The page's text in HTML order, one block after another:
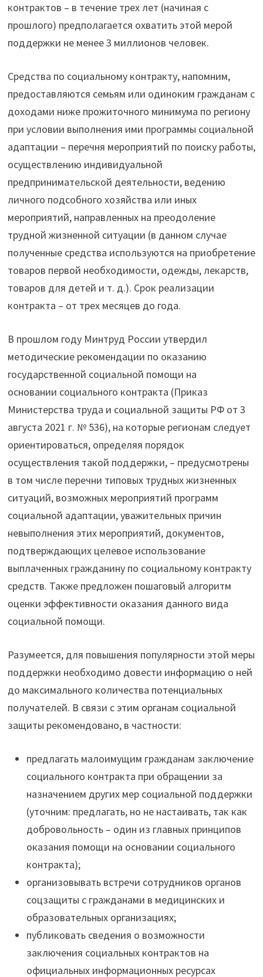
контрактов – в течение трех лет (начиная с
прошлого) предполагается охватить этой мерой
поддержки не менее 3 миллионов человек.
Средства по социальному контракту, напомним,
предоставляются семьям или одиноким гражданам с
доходами ниже прожиточного минимума по региону
при условии выполнения ими программы социальной
адаптации – перечня мероприятий по поиску работы,
осуществлению индивидуальной
предпринимательской деятельности, ведению
личного подсобного хозяйства или иных
мероприятий, направленных на преодоление
трудной жизненной ситуации (в данном случае
полученные средства используются на приобретение
товаров первой необходимости, одежды, лекарств,
товаров для детей и т. д.). Срок реализации
контракта – от трех месяцев до года.
В прошлом году Минтруд России утвердил
методические рекомендации по оказанию
государственной социальной помощи на
основании социального контракта (Приказ
Министерства труда и социальной защиты РФ от 3
августа 2021 г. № 536), на которые регионам следует
ориентироваться, определяя порядок
осуществления такой поддержки, – предусмотрены
в том числе перечни типовых трудных жизненных
ситуаций, возможных мероприятий программ
социальной адаптации, уважительных причин
невыполнения этих мероприятий, документов,
подтверждающих целевое использование
выплаченных гражданину по социальному контракту
средств. Также предложен пошаговый алгоритм
оценки эффективности оказания данного вида
социальной помощи.
Разумеется, для повышения популярности этой меры
поддержки необходимо довести информацию о ней
до максимального количества потенциальных
получателей. В связи с этим органам социальной
защиты рекомендовано, в частности:
предлагать малоимущим гражданам заключение
социального контракта при обращении за
назначением других мер социальной поддержки
(уточним: предлагать, но не настаивать, так как
добровольность – один из главных принципов
оказания помощи на основании социального
контракта);
организовывать встречи сотрудников органов
соцзащиты с гражданами в медицинских и
образовательных организациях;
публиковать сведения о возможности
заключения социальных контрактов на
официальных информационных ресурсах